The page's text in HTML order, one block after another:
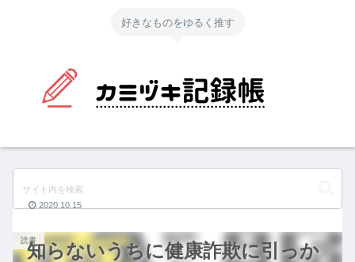
好きなものをゆるく推す
知らないうちに健康詐欺に引っか
読書
2020.10.15